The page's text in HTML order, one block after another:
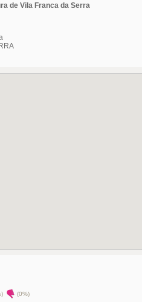
de Vila Franca da Serra
(0%)